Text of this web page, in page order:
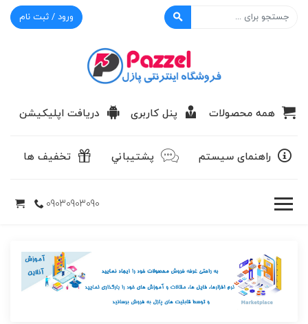
ورود / ثبت نام
همه محصولات پنل کاربری دریافت اپلیکیشن
راهنمای سیستم پشتيباني تخفیف ها
09030903090